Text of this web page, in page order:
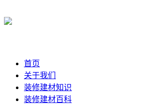
首页
关于我们
装修建材知识
装修建材百科